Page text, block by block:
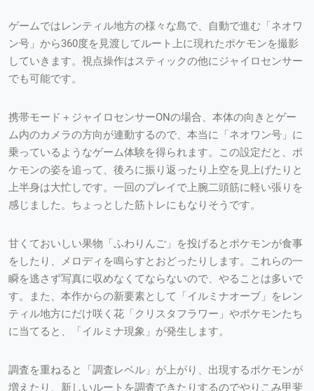
ゲームではレンティル地方の様々な島で、自動で進む「ネオワ
ン号」から360度を見渡してルート上に現れたポケモンを撮影
していきます。視点操作はスティックの他にジャイロセンサー
でも可能です。
携帯モード＋ジャイロセンサーONの場合、本体の向きとゲー
ム内のカメラの方向が連動するので、本当に「ネオワン号」に
乗っているようなゲーム体験を得られます。この設定だと、ポ
ケモンの姿を追って、後ろに振り返ったり上空を見上げたりと
上半身は大忙しです。一回のプレイで上腕二頭筋に軽い張りを
感じました。ちょっとした筋トレにもなりそうです。
甘くておいしい果物「ふわりんご」を投げるとポケモンが食事
をしたり、メロディを鳴らすとおどったりします。これらの一
瞬を逃さず写真に収めなくてならないので、やることは多いで
す。また、本作からの新要素として「イルミナオーブ」をレン
ティル地方にだけ咲く花「クリスタフラワー」やポケモンたち
に当てると、「イルミナ現象」が発生します。
調査を重ねると「調査レベル」が上がり、出現するポケモンが
増えたり、新しいルートを調査できたりするのでやりこみ甲斐